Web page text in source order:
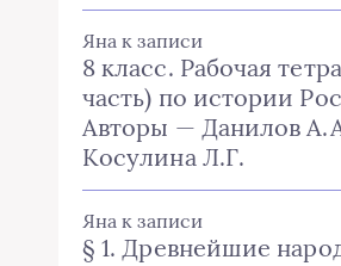
Яна к записи
8 класс. Рабочая
часть) по истории
Авторы — Данилов
Косулина Л.Г.
Яна к записи
§ 1. Древнейшие